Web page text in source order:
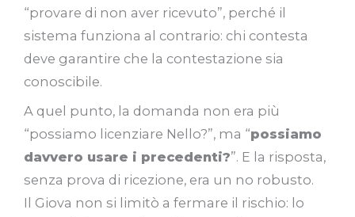
“provare di non aver ricevuto”, perché il
sistema funziona al contrario: chi contesta
deve garantire che la contestazione sia
conoscibile.
A quel punto, la domanda non era più
“possiamo licenziare Nello?”, ma “possiamo
davvero usare i precedenti?”. E la risposta,
senza prova di ricezione, era un no robusto.
Il Giova non si limitò a fermare il rischio: lo